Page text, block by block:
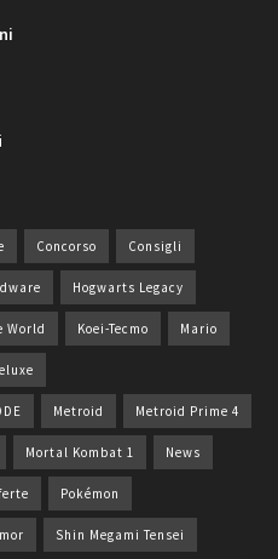
Concorso Consigli
Hogwarts Legacy
World Koei-Tecmo Mario
Metroid Metroid Prime 4
Mortal Kombat 1 News
Pokémon
Shin Megami Tensei